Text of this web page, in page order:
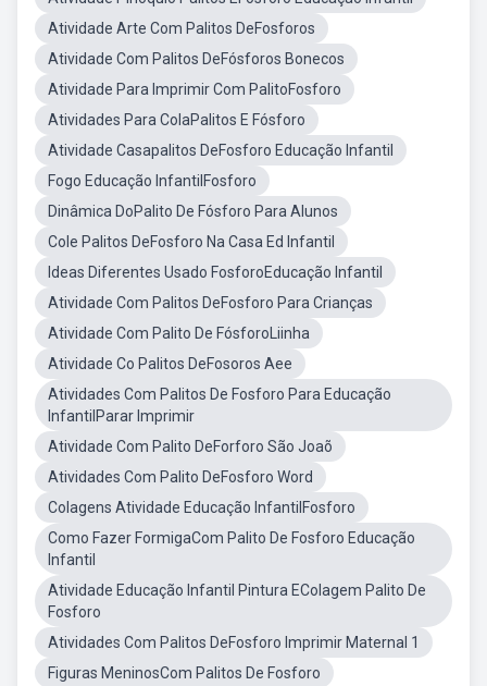
Atividade Arte Com Palitos DeFosforos
Atividade Com Palitos DeFósforos Bonecos
Atividade Para Imprimir Com PalitoFosforo
Atividades Para ColaPalitos E Fósforo
Atividade Casapalitos DeFosforo Educação Infantil
Fogo Educação InfantilFosforo
Dinâmica DoPalito De Fósforo Para Alunos
Cole Palitos DeFosforo Na Casa Ed Infantil
Ideas Diferentes Usado FosforoEducação Infantil
Atividade Com Palitos DeFosforo Para Crianças
Atividade Com Palito De FósforoLiinha
Atividade Co Palitos DeFosoros Aee
Atividades Com Palitos De Fosforo Para Educação
InfantilParar Imprimir
Atividade Com Palito DeForforo São Joaõ
Atividades Com Palito DeFosforo Word
Colagens Atividade Educação InfantilFosforo
Como Fazer FormigaCom Palito De Fosforo Educação
Infantil
Atividade Educação Infantil Pintura EColagem Palito De
Fosforo
Atividades Com Palitos DeFosforo Imprimir Maternal 1
Figuras MeninosCom Palitos De Fosforo